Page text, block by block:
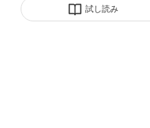
試し読み